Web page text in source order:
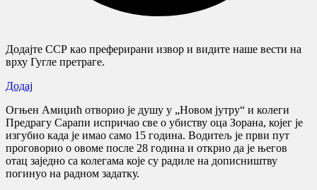
Додајте ССР као преферирани извор и видите наше вести на
врху Гугле претраге.
Додај
Огњен Амиџић отворио је душу у „Новом јутру“ и колеги
Предрагу Сарапи испричао све о убиству оца Зорана, којег је
изгубио када је имао само 15 година. Водитељ је први пут
проговорио о овоме после 28 година и открио да је његов
отац заједно са колегама које су радиле на дописништву
погинуо на радном задатку.